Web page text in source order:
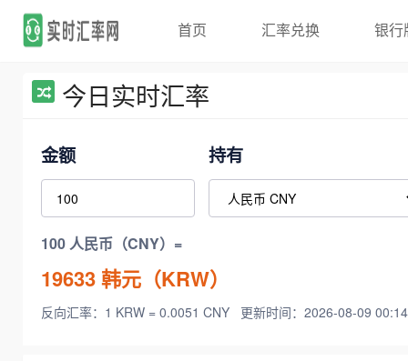
首页 汇率兑换 银行
今日实时汇率
金额 持有
100 人民币（CNY）=
19633韩元（KRW）
反向汇率：1 KRW = 0.0051 CNY 更新时间：2026-08-09